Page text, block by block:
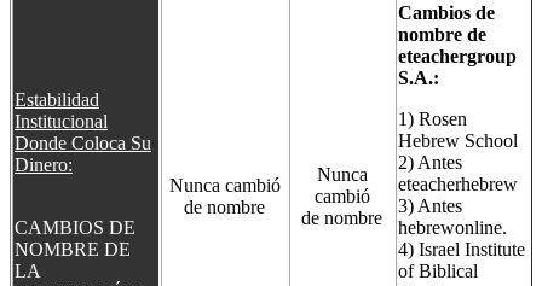
Estabilidad
Institucional
Donde Coloca Su
Dinero:
CAMBIOS DE
NOMBRE DE
LA
Nunca cambió
de nombre
Nunca
cambió
de nombre
Cambios de
nombre de
eteachergroup
S.A.:
1) Rosen
Hebrew School
2) Antes
eteacherhebrew
3) Antes
hebrewonline.
4) Israel Institute
of Biblical